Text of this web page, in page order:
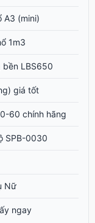
A3 (mini)
1m3
bền LBS650
giá tốt
60 chính hãng
SPB-0030
Nữ
ngay